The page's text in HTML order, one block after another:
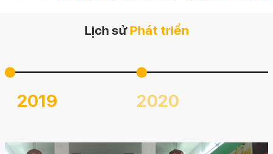
Lịch sửPhát triển
2019 2020